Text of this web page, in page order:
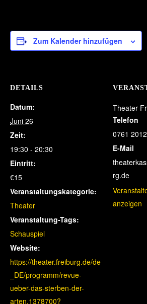
Zum Kalender hinzufügen
DETAILS
Datum:
Juni 26
Zeit:
19:30 - 20:30
Eintritt:
€15
Veranstaltungskategorie:
Theater
Veranstaltung-Tags:
Schauspiel
Website:
https://theater.freiburg.de/de
_DE/programm/revue-
ueber-das-sterben-der-
arten.1378700?
Theater
Telefon
0761
E-Mail
rg.de
anzeigen